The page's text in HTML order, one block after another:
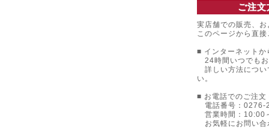
ご注
実店舗での販売、
このページから直
■ インターネットか
24時間いつでも
詳しい方法につい
い。
■ お電話でのご注文
電話番号：0276-
営業時間：10:00
お気軽にお問い合